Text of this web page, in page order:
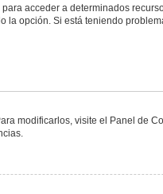
acceder a determinados
opción. Si está teniendo
modificarlos, visite el Panel de